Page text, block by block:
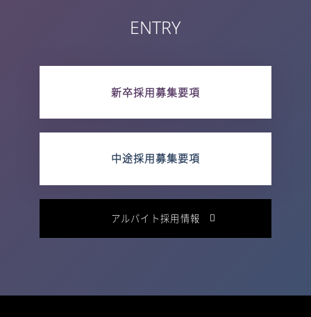
ENTRY
新卒採用募集要項
中途採用募集要項
アルバイト採用情報